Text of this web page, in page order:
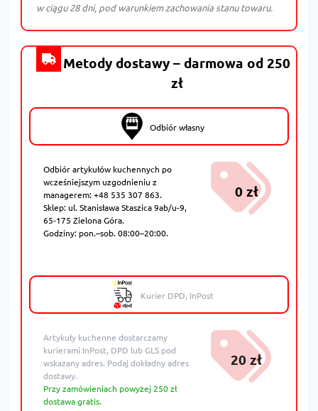
w ciągu 28 dni, pod warunkiem zachowania stanu towaru.
Metody dostawy – darmowa od 250
zł
Odbiór własny
Odbiór artykułów kuchennych po
wcześniejszym uzgodnieniu z
managerem: +48 535 307 863.
Sklep: ul. Stanisława Staszica 9ab/u-9,
65-175 Zielona Góra.
Godziny: pon.–sob. 08:00–20:00.
0 zł
Kurier DPD, InPost
Artykuły kuchenne dostarczamy
kurierami InPost, DPD lub GLS pod
wskazany adres. Podaj dokładny adres
dostawy.
Przy zamówieniach powyżej 250 zł
dostawa gratis.
20 zł